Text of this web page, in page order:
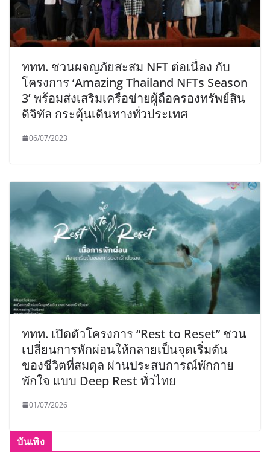
ททท. ชวนผจญภัยสะสม NFT ต่อเนื่อง กับ
โครงการ ‘Amazing Thailand NFTs Season
3’ พร้อมส่งเสริมเครือข่ายผู้ถือครองทรัพย์สิน
ดิจิทัล กระตุ้นเดินทางทั่วประเทศ
06/07/2023
ททท. เปิดตัวโครงการ “Rest to Reset” ชวน
เปลี่ยนการพักผ่อนให้กลายเป็นจุดเริ่มต้น
ของชีวิตที่สมดุล ผ่านประสบการณ์พักกาย
พักใจ แบบ Deep Rest ทั่วไทย
01/07/2026
บันเทิง